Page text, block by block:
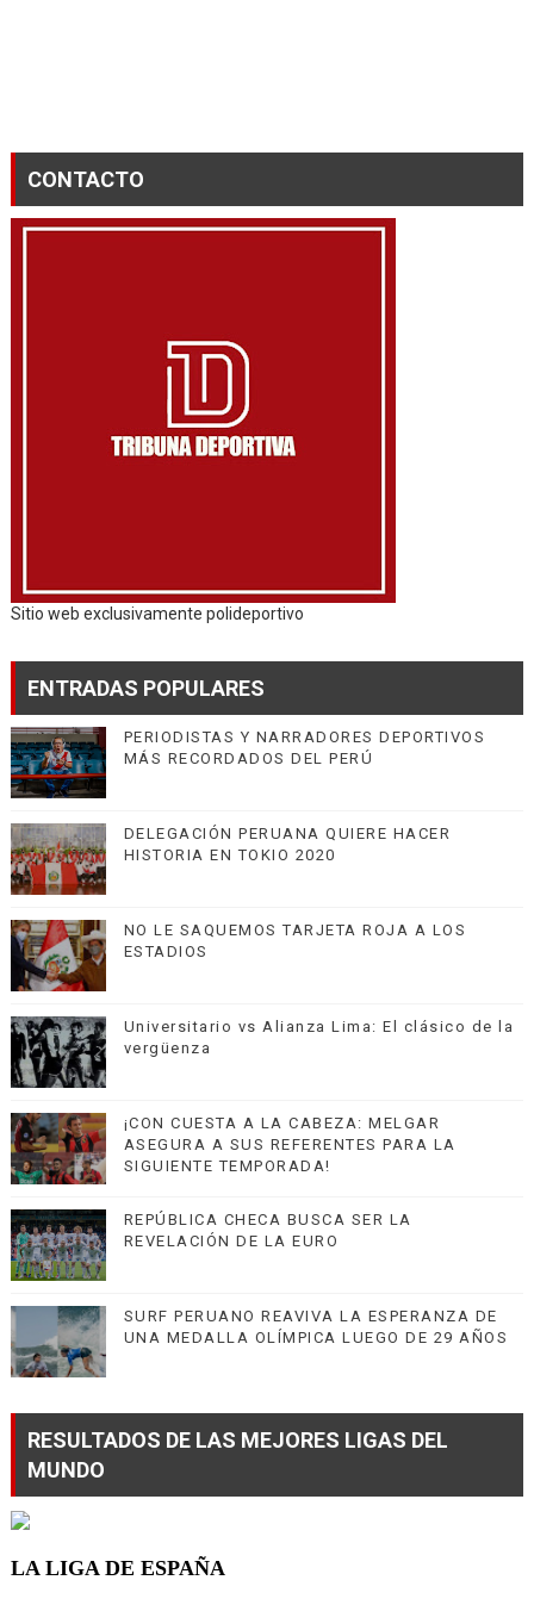
CONTACTO
Sitio web exclusivamente polideportivo
ENTRADAS POPULARES
PERIODISTAS Y NARRADORES DEPORTIVOS
MÁS RECORDADOS DEL PERÚ
DELEGACIÓN PERUANA QUIERE HACER
HISTORIA EN TOKIO 2020
NO LE SAQUEMOS TARJETA ROJA A LOS
ESTADIOS
Universitario vs Alianza Lima: El clásico de la
vergüenza
¡CON CUESTA A LA CABEZA: MELGAR
ASEGURA A SUS REFERENTES PARA LA
SIGUIENTE TEMPORADA!
REPÚBLICA CHECA BUSCA SER LA
REVELACIÓN DE LA EURO
SURF PERUANO REAVIVA LA ESPERANZA DE
UNA MEDALLA OLÍMPICA LUEGO DE 29 AÑOS
RESULTADOS DE LAS MEJORES LIGAS DEL
MUNDO
LA LIGA DE ESPAÑA